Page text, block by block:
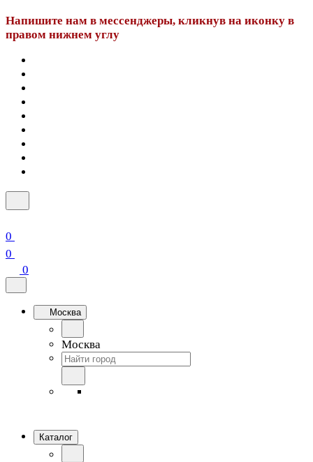
Напишите нам в мессенджеры, кликнув на иконку в
правом нижнем углу
0
0
0
Москва
Москва
Каталог